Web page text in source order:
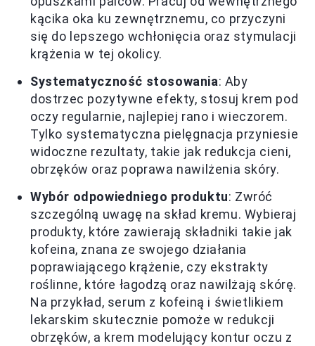
kącika oka ku zewnętrznemu, co przyczyni
się do lepszego wchłonięcia oraz stymulacji
krążenia w tej okolicy.
Systematyczność stosowania: Aby
dostrzec pozytywne efekty, stosuj krem pod
oczy regularnie, najlepiej rano i wieczorem.
Tylko systematyczna pielęgnacja przyniesie
widoczne rezultaty, takie jak redukcja cieni,
obrzęków oraz poprawa nawilżenia skóry.
Wybór odpowiedniego produktu: Zwróć
szczególną uwagę na skład kremu. Wybieraj
produkty, które zawierają składniki takie jak
kofeina, znana ze swojego działania
poprawiającego krążenie, czy ekstrakty
roślinne, które łagodzą oraz nawilżają skórę.
Na przykład, serum z kofeiną i świetlikiem
lekarskim skutecznie pomoże w redukcji
obrzęków, a krem modelujący kontur oczu z